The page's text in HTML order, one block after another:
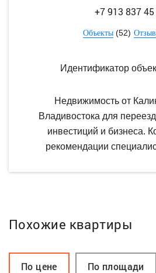
+7 913 837
Объекты (52)
Идентификатор
Недвижимость от
Владивостока для
инвестиций и бизнеса.
рекомендации
Похожие квартиры
По цене По площади